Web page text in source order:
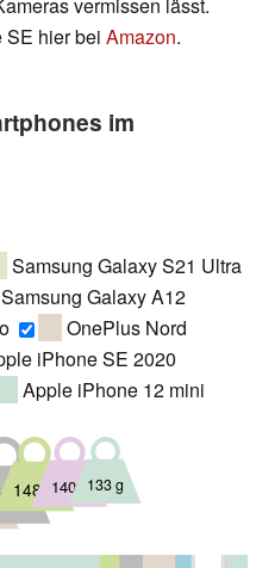
SE hier bei Amazon.
im
Samsung Galaxy S21 Ultra
Samsung Galaxy A12
OnePlus Nord
iPhone SE 2020
Apple iPhone 12 mini
g
148 g140 g133 g